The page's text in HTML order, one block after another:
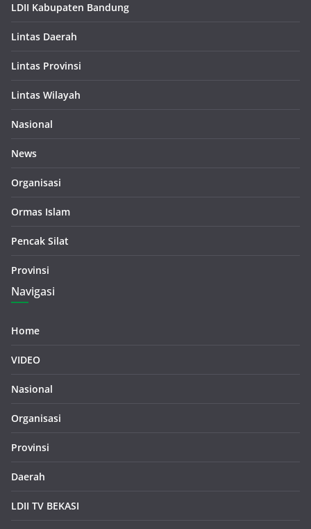
LDII Kabupaten Bandung
Lintas Daerah
Lintas Provinsi
Lintas Wilayah
Nasional
News
Organisasi
Ormas Islam
Pencak Silat
Provinsi
Navigasi
Home
VIDEO
Nasional
Organisasi
Provinsi
Daerah
LDII TV BEKASI